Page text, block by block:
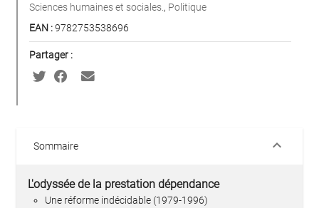
Sciences humaines et sociales. , Politique
EAN :9782753538696
Partager :
Sommaire keyboard_arrow_down
L'odyssée de la prestation dépendance
Une réforme indécidable (1979-1996)